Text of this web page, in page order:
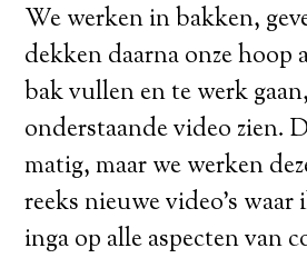
We werken in bakken,
dekken daarna onze hoop
bak vullen en te werk
onderstaande video zien.
matig, maar we werken
reeks nieuwe video’s
inga op alle aspecten van